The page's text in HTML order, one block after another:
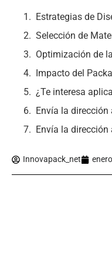
Estrategias de
Selección de
Optimización de
Impacto del
¿Te interesa
Envía la dirección
Envía la dirección
Innovapack_net